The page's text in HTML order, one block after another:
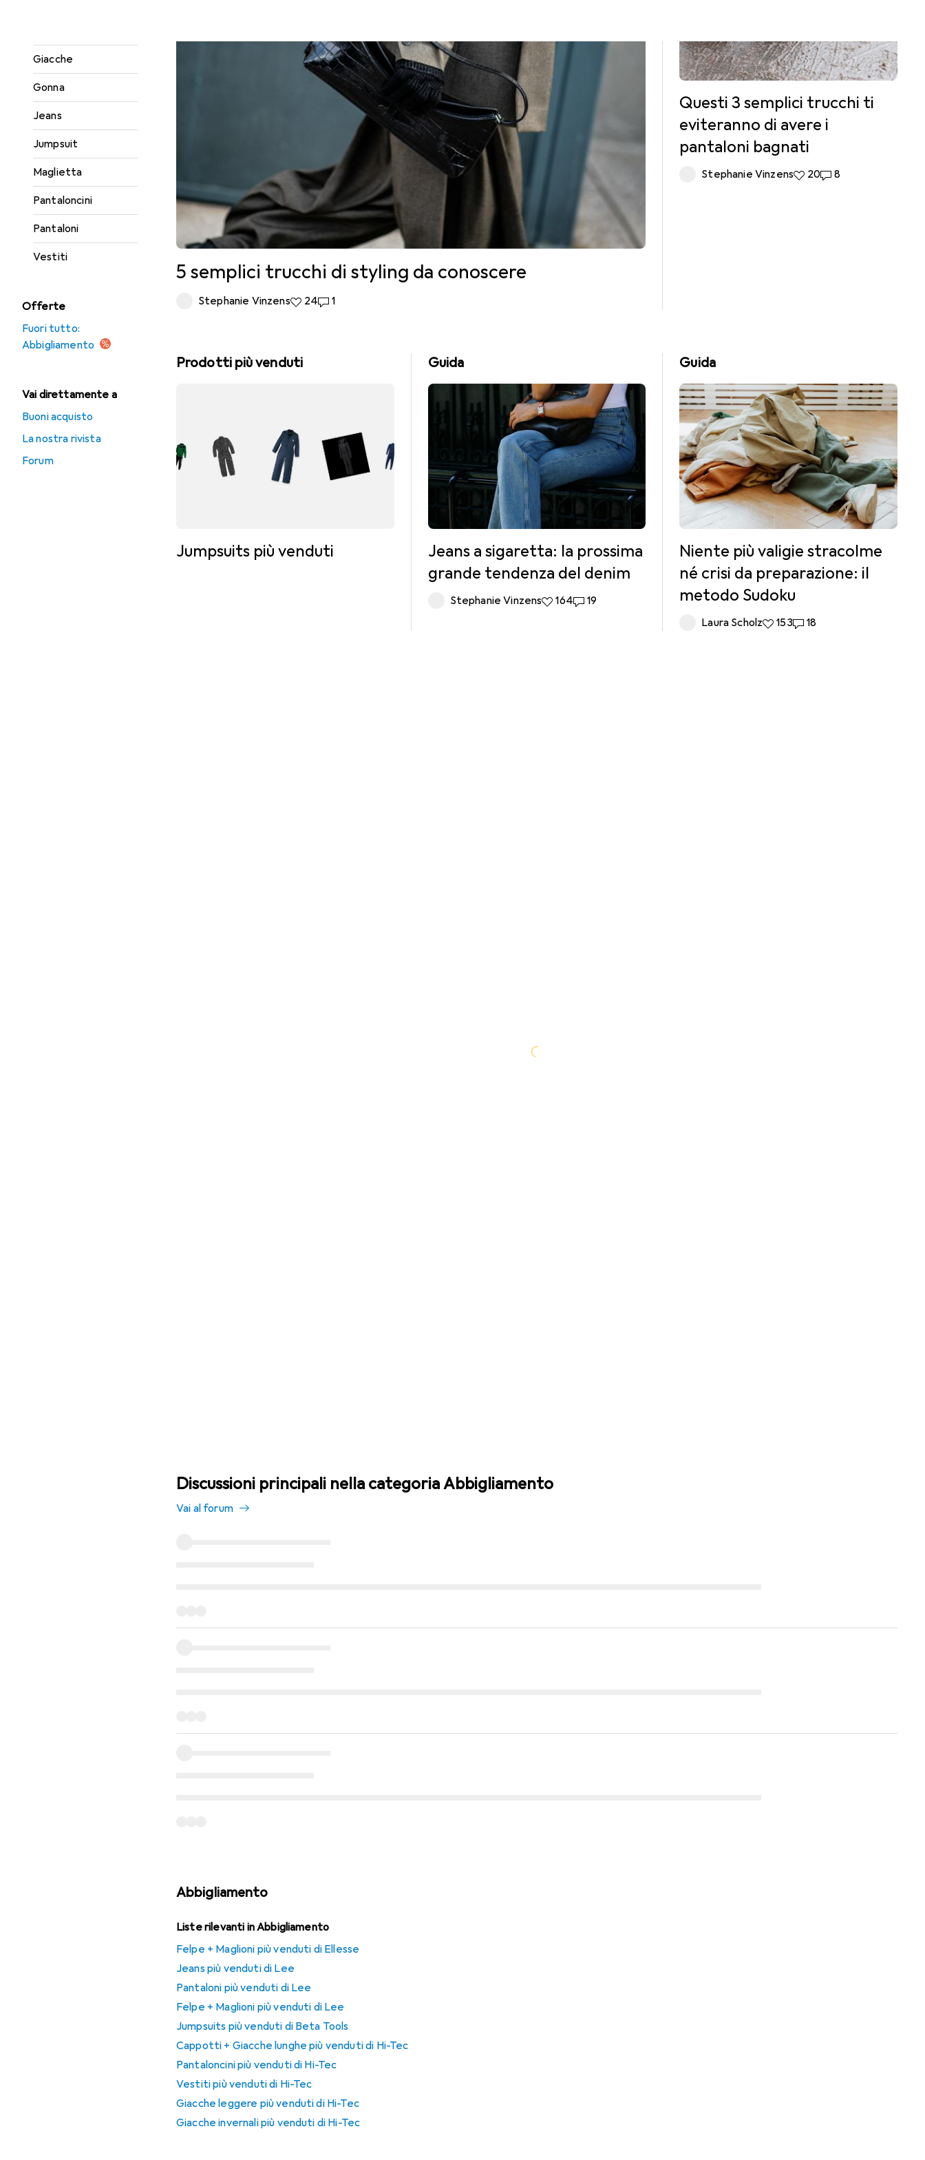
Giacche
Gonna
Jeans
Jumpsuit
Maglietta
Pantaloncini
Pantaloni
Vestiti
Offerte
Fuori tutto:
Abbigliamento
Vai direttamente a
Buoni acquisto
La nostra rivista
Forum
5 semplici trucchi di styling da conoscere
Stephanie Vinzens24 like
241 commento
1
Questi 3 semplici trucchi ti
eviteranno di avere i
pantaloni bagnati
Stephanie Vinzens20 like
208 commenti
8
Prodotti più venduti
Jumpsuits più venduti
Guida
Jeans a sigaretta: la prossima
grande tendenza del denim
Stephanie Vinzens164 like
16419 commenti
19
Guida
Niente più valigie stracolme
né crisi da preparazione: il
metodo Sudoku
Laura Scholz153 like
15318 commenti
18
Discussioni principali nella categoria Abbigliamento
Vai al forum
Abbigliamento
Liste rilevanti in Abbigliamento
Felpe + Maglioni più venduti di Ellesse
Jeans più venduti di Lee
Pantaloni più venduti di Lee
Felpe + Maglioni più venduti di Lee
Jumpsuits più venduti di Beta Tools
Cappotti + Giacche lunghe più venduti di Hi-Tec
Pantaloncini più venduti di Hi-Tec
Vestiti più venduti di Hi-Tec
Giacche leggere più venduti di Hi-Tec
Giacche invernali più venduti di Hi-Tec